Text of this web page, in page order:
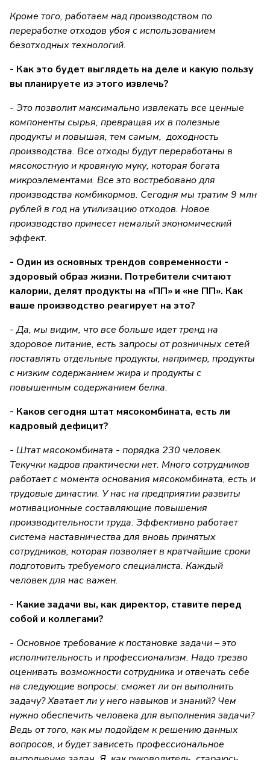
Кроме того, работаем над производством по
переработке отходов убоя с использованием
безотходных технологий.
- Как это будет выглядеть на деле и какую пользу
вы планируете из этого извлечь?
- Это позволит максимально извлекать все ценные
компоненты сырья, превращая их в полезные
продукты и повышая, тем самым, доходность
производства. Все отходы будут переработаны в
мясокостную и кровяную муку, которая богата
микроэлементами. Все это востребовано для
производства комбикормов. Сегодня мы тратим 9 млн
рублей в год на утилизацию отходов. Новое
производство принесет немалый экономический
эффект.
- Один из основных трендов современности -
здоровый образ жизни. Потребители считают
калории, делят продукты на «ПП» и «не ПП». Как
ваше производство реагирует на это?
- Да, мы видим, что все больше идет тренд на
здоровое питание, есть запросы от розничных сетей
поставлять отдельные продукты, например, продукты
с низким содержанием жира и продукты с
повышенным содержанием белка.
- Каков сегодня штат мясокомбината, есть ли
кадровый дефицит?
- Штат мясокомбината - порядка 230 человек.
Текучки кадров практически нет. Много сотрудников
работает с момента основания мясокомбината, есть и
трудовые династии. У нас на предприятии развиты
мотивационные составляющие повышения
производительности труда. Эффективно работает
система наставничества для вновь принятых
сотрудников, которая позволяет в кратчайшие сроки
подготовить требуемого специалиста. Каждый
человек для нас важен.
- Какие задачи вы, как директор, ставите перед
собой и коллегами?
- Основное требование к постановке задачи – это
исполнительность и профессионализм. Надо трезво
оценивать возможности сотрудника и отвечать себе
на следующие вопросы: сможет ли он выполнить
задачу? Хватает ли у него навыков и знаний? Чем
нужно обеспечить человека для выполнения задачи?
Ведь от того, как мы подойдем к решению данных
вопросов, и будет зависеть профессиональное